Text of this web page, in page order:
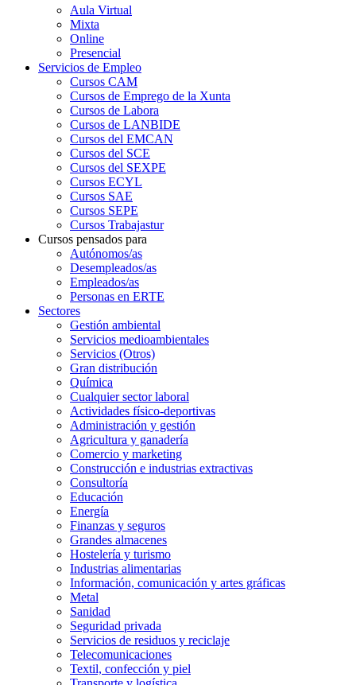
Aula Virtual
Mixta
Online
Presencial
Servicios de Empleo
Cursos CAM
Cursos de Emprego de la Xunta
Cursos de Labora
Cursos de LANBIDE
Cursos del EMCAN
Cursos del SCE
Cursos del SEXPE
Cursos ECYL
Cursos SAE
Cursos SEPE
Cursos Trabajastur
Cursos pensados para
Autónomos/as
Desempleados/as
Empleados/as
Personas en ERTE
Sectores
Gestión ambiental
Servicios medioambientales
Servicios (Otros)
Gran distribución
Química
Cualquier sector laboral
Actividades físico-deportivas
Administración y gestión
Agricultura y ganadería
Comercio y marketing
Construcción e industrias extractivas
Consultoría
Educación
Energía
Finanzas y seguros
Grandes almacenes
Hostelería y turismo
Industrias alimentarias
Información, comunicación y artes gráficas
Metal
Sanidad
Seguridad privada
Servicios de residuos y reciclaje
Telecomunicaciones
Textil, confección y piel